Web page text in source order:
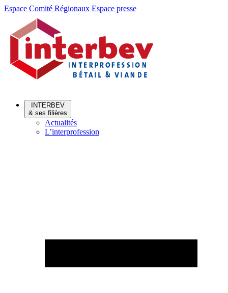
Aller
Aller
contenu
Espace Comité Régionaux Espace presse
INTERBEV
& ses filières
Actualités
L’interprofession